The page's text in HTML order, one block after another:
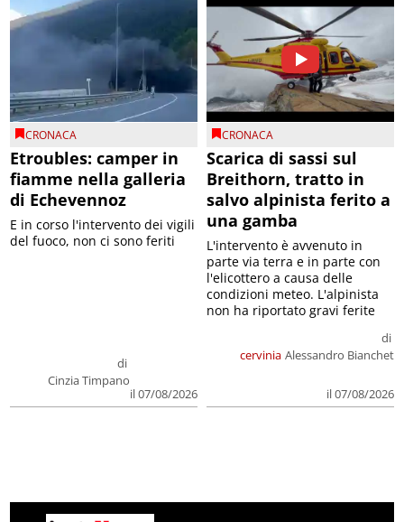
CRONACA
Etroubles: camper in
fiamme nella galleria
di Echevennoz
di
Cinzia Timpano
il 07/08/2026
E in corso l'intervento dei vigili
del fuoco, non ci sono feriti
CRONACA
Scarica di sassi sul
Breithorn, tratto in
salvo alpinista ferito a
una gamba
cervinia
di
Alessandro Bianchet
il 07/08/2026
L'intervento è avvenuto in
parte via terra e in parte con
l'elicottero a causa delle
condizioni meteo. L'alpinista
non ha riportato gravi ferite